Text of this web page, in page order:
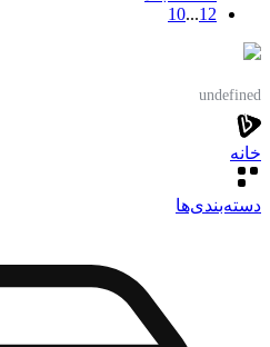
12
...
10
undefined
خانه
دسته‌بندی‌‌ها